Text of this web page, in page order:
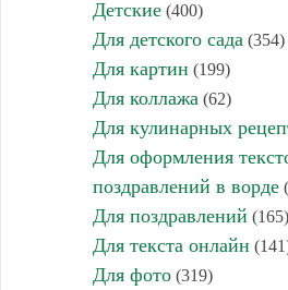
Детские(400)
Для детского сада (354)
Для картин (199)
Для коллажа (62)
Для кулинарных
Для оформления
поздравлений в ворде
Для поздравлений (165)
Для текста онлайн
Для фото(319)